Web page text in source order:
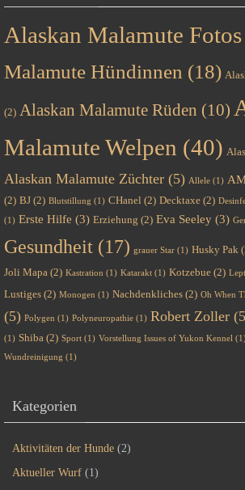
Alaskan Malamute Fotos
Malamute Hündinnen (18)
(2) Alaskan Malamute Rüden (10)
Malamute Welpen (40)
Alaskan Malamute Züchter (5) Allele (1)
(2) BJ (2) Blutstillung (1) CHanel (2) Decktaxe (2)
(1) Erste Hilfe (3) Erziehung (2) Eva Seeley (3)
Gesundheit (17) grauer Star (1) Husky Pak
Joli Mapa (2) Kastration (1) Katarakt (1) Kotzebue (2)
Lustiges (2) Monogen (1) Nachdenkliches (2) Oh When
(5) Polygen (1) Polyneuropathie (1) Robert Zoller
(1) Shiba (2) Sport (1) Vorstellung Issues of Yukon Kennel
Wundreinigung (1)
Kategorien
Aktivitäten der Hunde (2)
Aktueller Wurf (1)